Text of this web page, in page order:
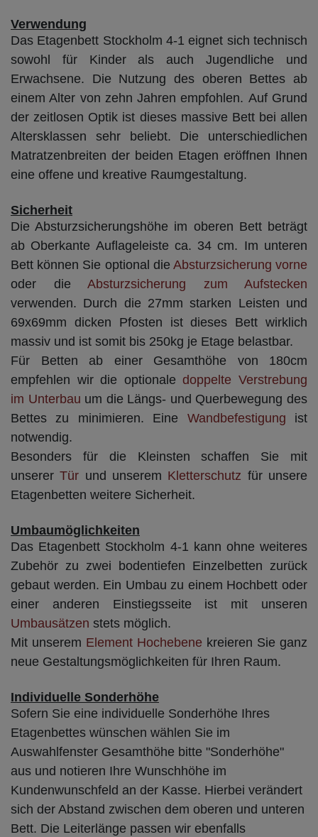
Verwendung
Das Etagenbett Stockholm 4-1 eignet sich technisch
sowohl für Kinder als auch Jugendliche und
Erwachsene. Die Nutzung des oberen Bettes ab
einem Alter von zehn Jahren empfohlen. Auf Grund
der zeitlosen Optik ist dieses massive Bett bei allen
Altersklassen sehr beliebt. Die unterschiedlichen
Matratzenbreiten der beiden Etagen eröffnen Ihnen
eine offene und kreative Raumgestaltung.
Sicherheit
Die Absturzsicherungshöhe im oberen Bett beträgt
ab Oberkante Auflageleiste ca. 34 cm. Im unteren
Bett können Sie optional die Absturzsicherung vorne
oder die Absturzsicherung zum Aufstecken
verwenden. Durch die 27mm starken Leisten und
69x69mm dicken Pfosten ist dieses Bett wirklich
massiv und ist somit bis 250kg je Etage belastbar.
Für Betten ab einer Gesamthöhe von 180cm
empfehlen wir die optionaledoppelte Verstrebung
im Unterbau um die Längs- und Querbewegung des
Bettes zu minimieren. Eine Wandbefestigung ist
notwendig.
Besonders für die Kleinsten schaffen Sie mit
unsererTür und unserem Kletterschutz für unsere
Etagenbetten weitere Sicherheit.
Umbaumöglichkeiten
Das Etagenbett Stockholm 4-1 kann ohne weiteres
Zubehör zu zwei bodentiefen Einzelbetten zurück
gebaut werden. Ein Umbau zu einem Hochbett oder
einer anderen Einstiegsseite ist mit unseren
Umbausätzen stets möglich.
Mit unserem Element Hochebene kreieren Sie ganz
neue Gestaltungsmöglichkeiten für Ihren Raum.
Individuelle Sonderhöhe
Sofern Sie eine individuelle Sonderhöhe Ihres
Etagenbettes wünschen wählen Sie im
Auswahlfenster Gesamthöhe bitte "Sonderhöhe"
aus und notieren Ihre Wunschhöhe im
Kundenwunschfeld an der Kasse. Hierbei verändert
sich der Abstand zwischen dem oberen und unteren
Bett. Die Leiterlänge passen wir ebenfalls